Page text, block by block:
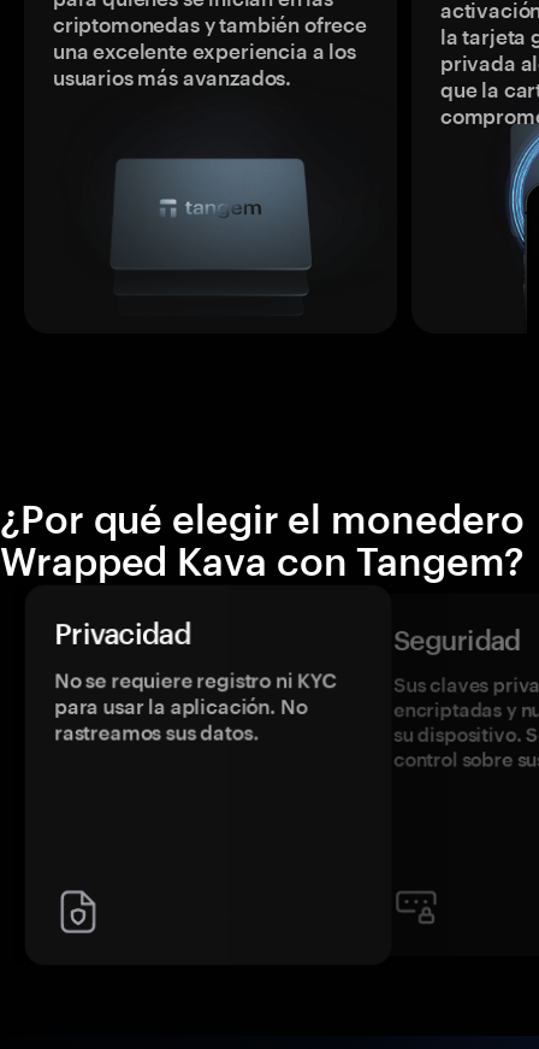
criptomonedas y también ofrece
una excelente experiencia a los
usuarios más avanzados.
la tarjeta
privada
que la
¿Por qué elegir el monedero
Wrapped Kava con Tangem?
Privacidad
No se requiere registro ni KYC
para usar la aplicación. No
rastreamos sus datos.
Seguridad
Sus claves
encriptadas y
su dispositivo.
control sobre